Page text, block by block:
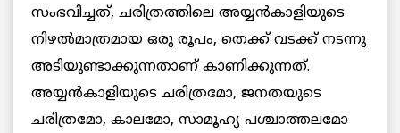
സംഭവിച്ചത്, ചരിത്രത്തിലെ അയ്യന്‍കാളിയുടെ
നിഴല്‍മാത്രമായ ഒരു രൂപം, തെക്ക് വടക്ക് നടന്നു
അടിയുണ്ടാക്കുന്നതാണ് കാണിക്കുന്നത്.
അയ്യന്‍കാളിയുടെ ചരിത്രമോ, ജനതയുടെ
ചരിത്രമോ, കാലമോ, സാമൂഹ്യ പശ്ചാത്തലമോ